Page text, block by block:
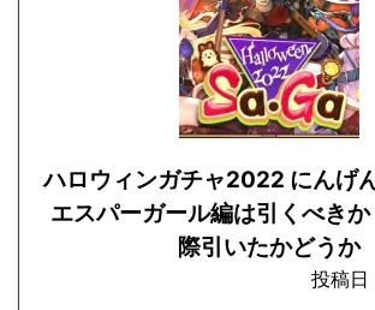
ハロウィンガチャ2022 にんげ
エスパーガール編は引くべき
際引いたかどうか
投稿